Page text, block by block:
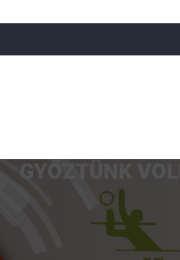
GYŐZTÜNK